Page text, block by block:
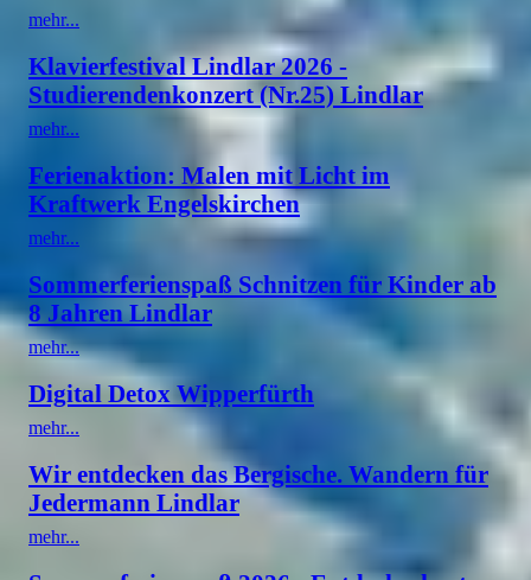
mehr...
Klavierfestival Lindlar 2026 -
Studierendenkonzert (Nr.25) Lindlar
mehr...
Ferienaktion: Malen mit Licht im
Kraftwerk Engelskirchen
mehr...
Sommerferienspaß Schnitzen für Kinder ab
8 Jahren Lindlar
mehr...
Digital Detox Wipperfürth
mehr...
Wir entdecken das Bergische. Wandern für
Jedermann Lindlar
mehr...